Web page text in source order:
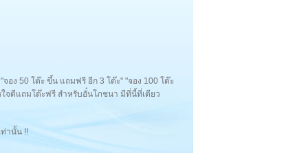
อง 50 โต๊ะ ขึ้น แถมฟรี อีก 3 โต๊ะ" "จอง 100 โต๊ะ
ใจดีแถมโต๊ะฟรี สำหรับอั๋นโภชนา มีที่นี้ที่เดียว
ท่านั้น !!